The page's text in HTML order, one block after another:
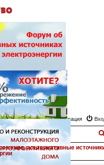
Регистрация
альтернативные